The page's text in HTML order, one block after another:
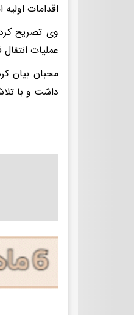
اقدامات
وی تصریح
عملیات
داشت و با